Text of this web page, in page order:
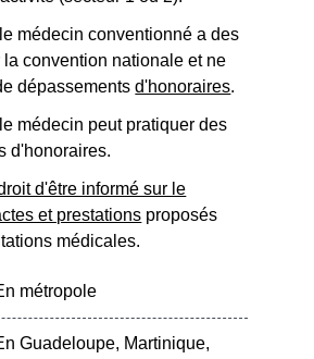
médecin conventionné a des
la convention nationale et ne
dépassementsd'honoraires.
médecin peut pratiquer des
d'honoraires.
d'être informé sur le
et prestations proposés
médicales.
métropole
Guadeloupe, Martinique,